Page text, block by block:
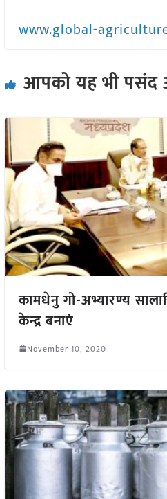
www.global-
आपको यह भी
कामधेनु गो-अभ्यारण्य
केन्द्र बनाएं
November 10, 2020